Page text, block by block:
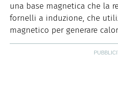
una base magnetica che la
fornelli a induzione, che
magnetico per generare